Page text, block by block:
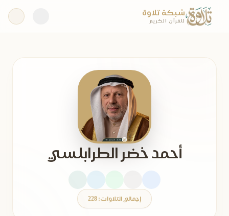
شبكة تلاوة
للقرآن الكريم
أحمد خضر الطرابلسي
إجمالي التلاوات: 228